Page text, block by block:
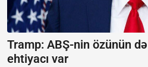
Tramp: ABŞ-nin özünün
ehtiyacı var